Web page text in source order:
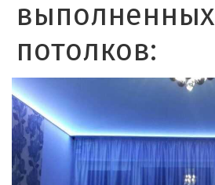
выполненных
потолков: